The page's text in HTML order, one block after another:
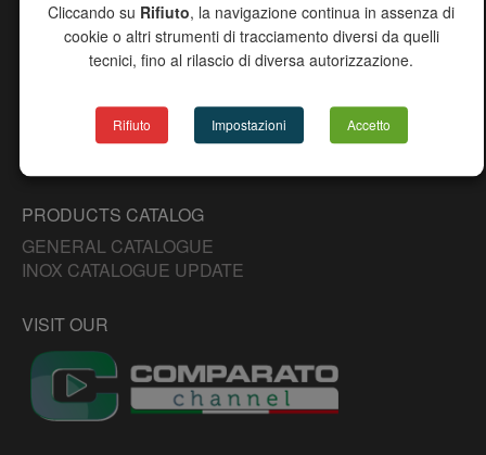
COMPANY
PRODUCTS
DISTRIBUTORS
CONTACTS
PRODUCTS CATALOG
GENERAL CATALOGUE
INOX CATALOGUE UPDATE
VISIT OUR
Cliccando su Rifiuto, la navigazione continua in assenza di
cookie o altri strumenti di tracciamento diversi da quelli
tecnici, fino al rilascio di diversa autorizzazione.
Rifiuto Impostazioni Accetto